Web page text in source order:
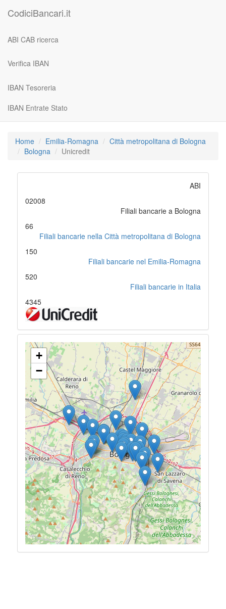
CodiciBancari.it
ABI CAB ricerca
Verifica IBAN
IBAN Tesoreria
IBAN Entrate Stato
Home Emilia-Romagna
Città metropolitana di Bologna
Bologna
Unicredit
ABI
02008
Filiali bancarie a Bologna
66
Filiali bancarie nella Città metropolitana di Bologna
150
Filiali bancarie nel Emilia-Romagna
520
Filiali bancarie in Italia
4345
+
−